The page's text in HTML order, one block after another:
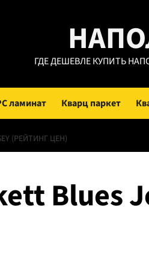
ГДЕ ДЕШЕВЛЕ КУПИТЬ
ламинат Кварц паркет
(РЕЙТИНГ ЦЕН)
Blues